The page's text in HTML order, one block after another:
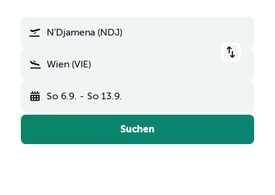
N’Djamena (NDJ)
Wien (VIE)
So 6.9. - So 13.9.
Suchen